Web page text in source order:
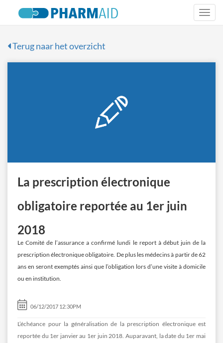
Terug naar het overzicht
La prescription électronique
obligatoire reportée au 1er juin
2018
Le Comité de l’assurance a confirmé lundi le report à début juin de la
prescription électronique obligatoire. De plus les médecins à partir de 62
ans en seront exemptés ainsi que l’obligation lors d’une visite à domicile
ou en institution.
06/12/2017 12:30PM
L’échéance pour la généralisation de la prescription électronique est
reportée du 1er janvier au 1er juin 2018. Auparavant, la date du 1er mai